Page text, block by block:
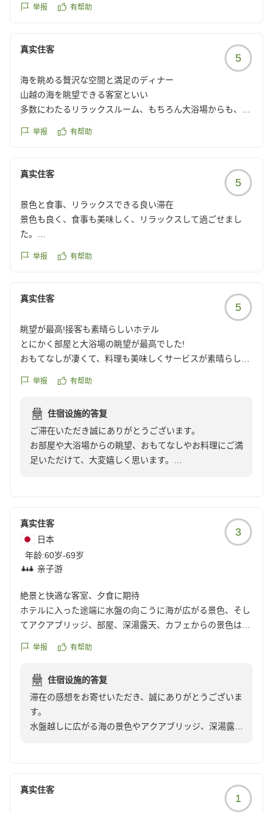
举报 有帮助
真实住客
5
海を眺める贅沢な空間と満足のディナー
山越の海を眺望できる客室といい
多数にわたるリラックスルーム、もちろん大浴場からも、ほ
中庭の足湯スペースはさながら地中海を連想させる
ディナーは洋食コースでしたが内容、サービス共に大満足、
クチコミの詳細はこちらから
https://review.travel.rakuten.co.jp/hotel/voice/179785?
reviewId=33123476838548
举报 有帮助
真实住客
5
景色と食事、リラックスできる良い滞在
景色も良く、食事も美味しく、リラックスして過ごせまし
た。
https://review.travel.rakuten.co.jp/hotel/voice/179785?
举报 有帮助
真实住客
5
眺望が最高!接客も素晴らしいホテル
とにかく部屋と大浴場の眺望が最高でした!
おもてなしが凄くて、料理も美味しくサービスが素晴らしか
毎年行きたいと思えるホテルでした。
https://review.travel.rakuten.co.jp/hotel/voice/179785?
reviewId=33123476629776
举报 有帮助
住宿设施的答复
ご滞在いただき誠にありがとうございます。
お部屋や大浴場からの眺望、おもてなしやお料理にご満
足いただけて、大変嬉しく思います。
す。
真实住客
日本
年龄:60岁-69岁
亲子游
3
絶景と快適な客室、夕食に期待
ホテルに入った途端に水盤の向こうに海が広がる景色、そし
てアクアブリッジ、部屋、深湯露天、カフェからの景色はす
良く、快適に過ごすことができました。
いと思います。
クチコミの詳細はこちらから
https://review.travel.rakuten.co.jp/hotel/voice/179785?
reviewId=33123476565055
举报 有帮助
住宿设施的答复
滞在の感想をお寄せいただき、誠にありがとうございま
す。
水盤越しに広がる海の景色やアクアブリッジ、深湯露天
一方で、夕食の質についてご指摘いただき、ありがとう
真实住客
1